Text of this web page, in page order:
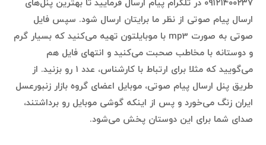
۰۹۱۲۱۴۰۰۲۳۷ در تلگرام پیام ارسال فرمایید تا بهترین پنل‌های
ارسال پیام صوتی از نظر ما برایتان ارسال شود. سپس فایل
صوتی به صورت mp3 با موبایلتون تهیه می‌کنید که بسیار گرم
و دوستانه با مخاطب صحبت می‌کنید و انتهای فایل هم
می‌گویید که مثلا برای ارتباط با کارشناس، عدد ۱ رو بزنید. از
طریق پنل ارسال پیام صوتی، موبایل اعضای گروه بازار زنبورعسل
ایران زنگ می‌خورد و پس از اینکه گوشی موبایل رو برداشتند،
صدای شما برای این دوستان پخش می‌شود.